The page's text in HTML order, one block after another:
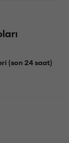
(son 24 saat)